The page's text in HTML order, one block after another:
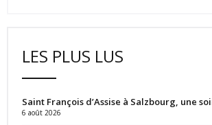
LES PLUS LUS
Saint François d’Assise à Salzbourg, une
6 août 2026